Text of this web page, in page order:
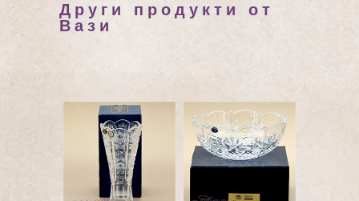
Други продукти от
Вази